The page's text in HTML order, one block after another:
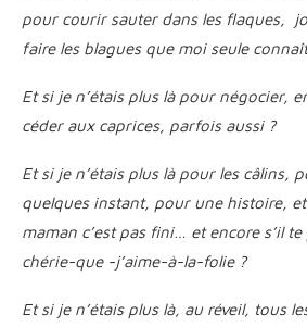
pour courir sauter dans les flaques,
faire les blagues que moi seule
Et si je n’étais plus là pour négocier,
céder aux caprices, parfois aussi ?
Et si je n’étais plus là pour les câlins,
quelques instant, pour une histoire,
maman c’est pas fini… et encore s’il
chérie-que -j’aime-à-la-folie ?
Et si je n’étais plus là, au réveil, tous